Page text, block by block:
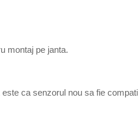
montaj pe janta.
ca senzorul nou sa fie